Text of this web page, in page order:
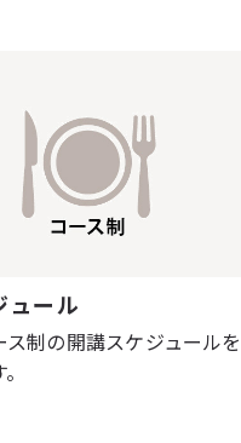
ュール
ス制の開講スケジュール